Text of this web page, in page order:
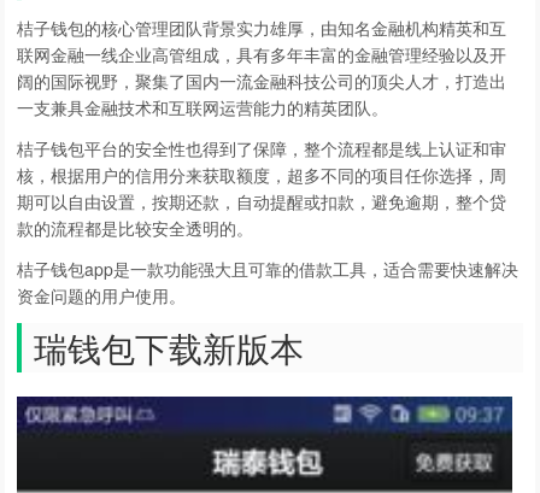
桔子钱包的核心管理团队背景实力雄厚，由知名金融机构精英和互
联网金融一线企业高管组成，具有多年丰富的金融管理经验以及开
阔的国际视野，聚集了国内一流金融科技公司的顶尖人才，打造出
一支兼具金融技术和互联网运营能力的精英团队。
桔子钱包平台的安全性也得到了保障，整个流程都是线上认证和审
核，根据用户的信用分来获取额度，超多不同的项目任你选择，周
期可以自由设置，按期还款，自动提醒或扣款，避免逾期，整个贷
款的流程都是比较安全透明的。
桔子钱包app是一款功能强大且可靠的借款工具，适合需要快速解决
资金问题的用户使用。
瑞钱包下载新版本